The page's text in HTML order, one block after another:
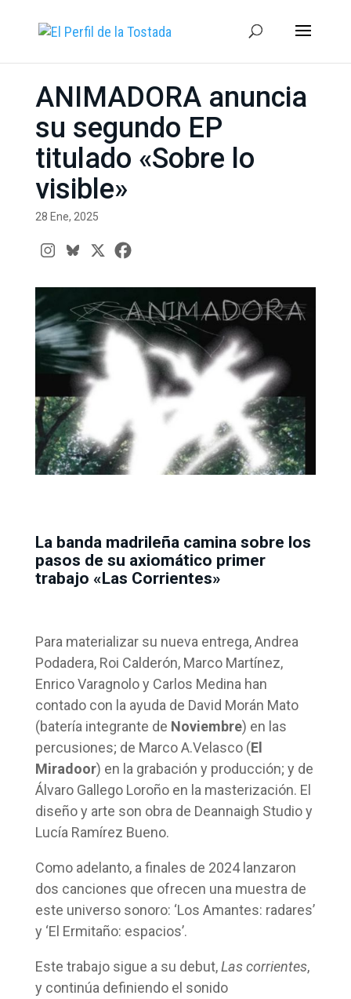
ANIMADORA anuncia
su segundo EP
titulado «Sobre lo
visible»
28 Ene, 2025
La banda madrileña camina sobre los
pasos de su axiomático primer
trabajo «Las Corrientes»
Para materializar su nueva entrega, Andrea
Podadera, Roi Calderón, Marco Martínez,
Enrico Varagnolo y Carlos Medina han
contado con la ayuda de David Morán Mato
(batería integrante de Noviembre) en las
percusiones; de Marco A.Velasco (El
Miradoor) en la grabación y producción; y de
Álvaro Gallego Loroño en la masterización. El
diseño y arte son obra de Deannaigh Studio y
Lucía Ramírez Bueno.
Como adelanto, a finales de 2024 lanzaron
dos canciones que ofrecen una muestra de
este universo sonoro: ‘Los Amantes: radares’
y ‘El Ermitaño: espacios’.
Este trabajo sigue a su debut,Las corrientes,
y continúa definiendo el sonido